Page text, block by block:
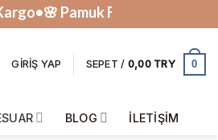
Pamuk Fularlar Tükenmek
GIRIŞ YAP SEPET / 0,00 0
BLOG İLETIŞIM